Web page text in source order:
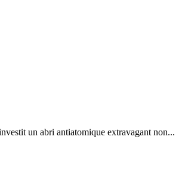
un abri antiatomique extravagant non...